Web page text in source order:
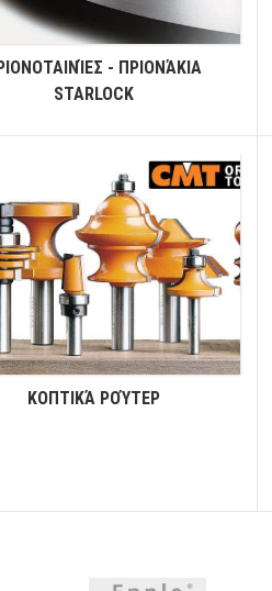
- ΠΡΙΟΝΆΚΙΑ
STARLOCK
ΚΟΠΤΙΚΆ ΡΟΎΤΕΡ